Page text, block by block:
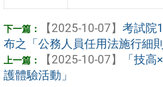
【2025-10-07】 考試院
布之「公務人員任用法施行細則
【2025-10-07】
「技
護體驗活動」